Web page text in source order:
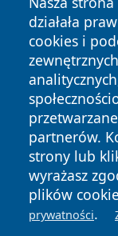
działała
cookies i
partnerów.
strony lub
wyrażasz
plików
prywatności.
Copyright © 2026
zastrzeżone.
News Autorzy